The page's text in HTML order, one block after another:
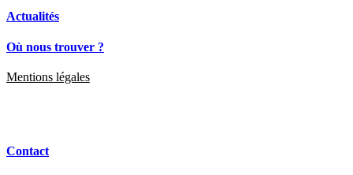
Actualités
Où nous trouver ?
Mentions légales
Contact